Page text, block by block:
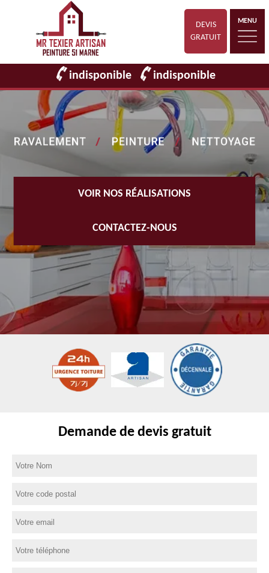
DEVIS
GRATUIT
MENU
indisponible indisponible
VOIR NOS RÉALISATIONS
CONTACTEZ-NOUS
Demande de devis gratuit